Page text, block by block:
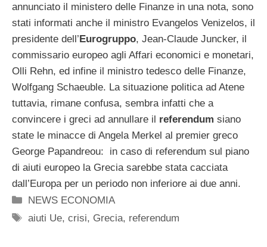
annunciato il ministero delle Finanze in una nota, sono
stati informati anche il ministro Evangelos Venizelos, il
presidente dell’Eurogruppo, Jean-Claude Juncker, il
commissario europeo agli Affari economici e monetari,
Olli Rehn, ed infine il ministro tedesco delle Finanze,
Wolfgang Schaeuble. La situazione politica ad Atene
tuttavia, rimane confusa, sembra infatti che a
convincere i greci ad annullare il referendum siano
state le minacce di Angela Merkel al premier greco
George Papandreou: in caso di referendum sul piano
di aiuti europeo la Grecia sarebbe stata cacciata
dall’Europa per un periodo non inferiore ai due anni.
Categorie
NEWS ECONOMIA
Tag
aiuti Ue,crisi, Grecia, referendum